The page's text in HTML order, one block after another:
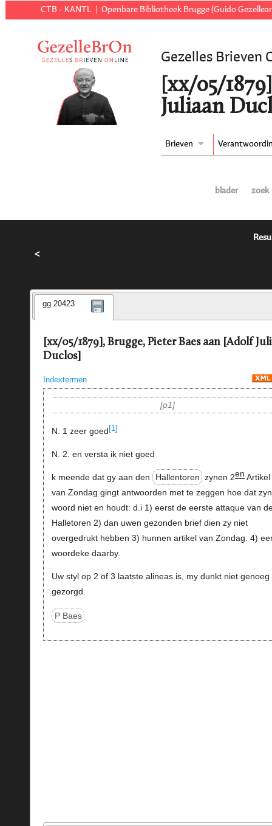
CTB - KANTL Openbare Bibliotheek Brugge (Guido
Gezelles Brieven
[xx/05/
Juliaan
Brieven
blader zoek
<
gg.20423
[xx/05/1879], Brugge, Pieter Baes aan [Adolf
Duclos]
Indextermen
p1
N. 1 zeer goed [1]
N. 2. en versta ik niet goed
k meende dat gy aan den Hallentoren zynen 2en Artikel
van Zondag gingt antwoorden met te zeggen hoe dat zyn
woord niet en houdt: d.i 1) eerst de eerste attaque van
Halletoren 2) dan uwen gezonden brief dien zy niet
overgedrukt hebben 3) hunnen artikel van Zondag. 4)
woordeke daarby.
Uw styl op 2 of 3 laatste alineas is, my dunkt niet genoeg
gezorgd.
P Baes